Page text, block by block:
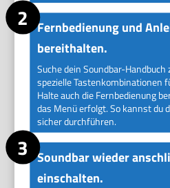
Fernbedienung und
bereithalten.
Suche dein Soundbar-Handbuch
spezielle Tastenkombinationen
Halte auch die Fernbedienung
das Menü erfolgt. So kannst du
sicher durchführen.
Soundbar wieder
einschalten.